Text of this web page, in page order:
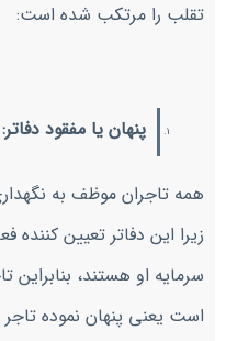
تقلب را مرتکب شده است:
پنهان یا مفقود دفاتر:
همه تاجران موظف به
زیرا این دفاتر تعیین
سرمایه او هستند، بنابراین
است یعنی پنهان نموده تاجر